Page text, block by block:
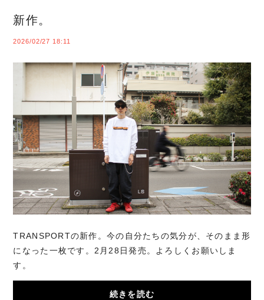
新作。
2026/02/27 18:11
TRANSPORTの新作。今の自分たちの気分が、そのまま形
になった一枚です。2月28日発売。よろしくお願いしま
す。
続きを読む